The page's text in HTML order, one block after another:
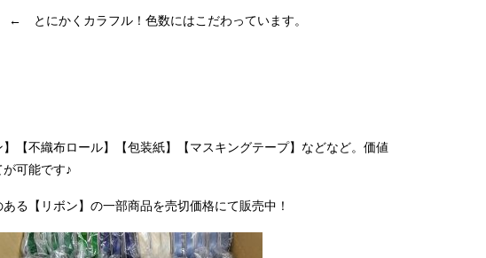
← とにかくカラフル！色数にはこだわっています。
【不織布ロール】【包装紙】【マスキングテープ】などなど。価値
可能です♪
る【リボン】の一部商品を売切価格にて販売中！